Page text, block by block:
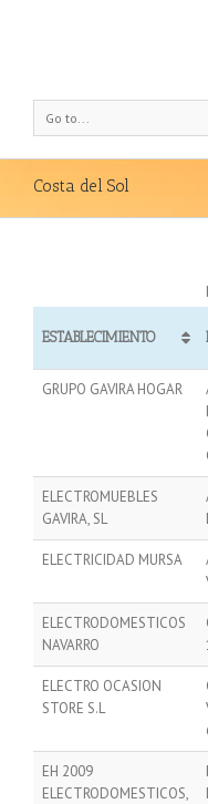
Go to...
Costa del Sol
ESTABLECIMIENTO
GRUPO GAVIRA HOGAR
ELECTROMUEBLES
GAVIRA, SL
ELECTRICIDAD MURSA
ELECTRODOMESTICOS
NAVARRO
ELECTRO OCASION
STORE S.L
EH 2009
ELECTRODOMESTICOS,